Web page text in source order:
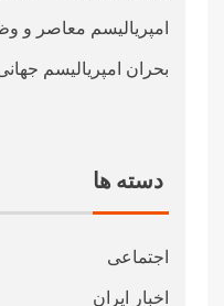
امپریالیسم معاصر و
بحران امپریالیسم
دسته ها
اجتماعی
اخبار ایران